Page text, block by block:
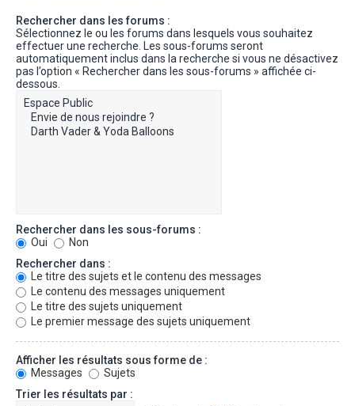
Rechercher dans les forums :
Sélectionnez le ou les forums dans lesquels vous souhaitez
effectuer une recherche. Les sous-forums seront
automatiquement inclus dans la recherche si vous ne désactivez
pas l’option « Rechercher dans les sous-forums » affichée ci-
dessous.
Rechercher dans les sous-forums :
Oui
Non
Rechercher dans :
Le titre des sujets et le contenu des messages
Le contenu des messages uniquement
Le titre des sujets uniquement
Le premier message des sujets uniquement
Afficher les résultats sous forme de :
Messages
Sujets
Trier les résultats par :